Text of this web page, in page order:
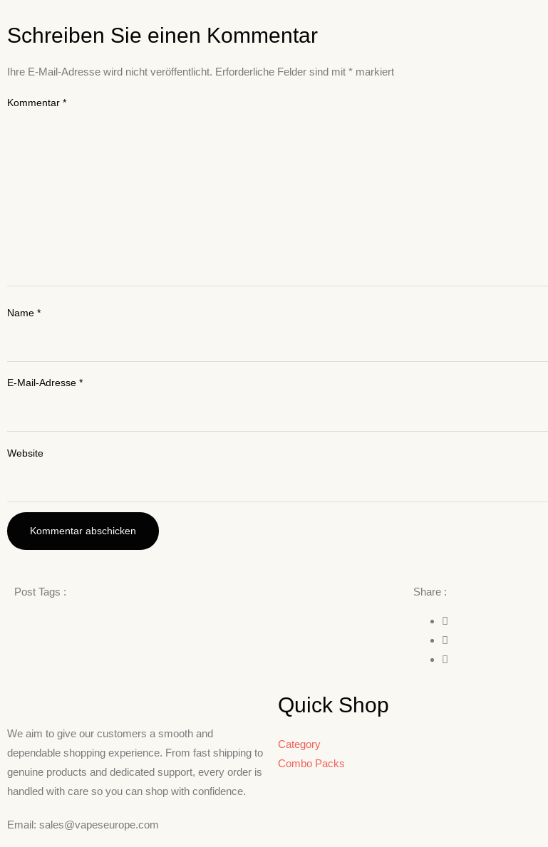
Schreiben Sie einen Kommentar
Ihre E-Mail-Adresse wird nicht veröffentlicht. Erforderliche Felder sind mit * markiert
Kommentar *
Name *
E-Mail-Adresse *
Website
Post Tags : Share :
We aim to give our customers a smooth and
dependable shopping experience. From fast shipping to
genuine products and dedicated support, every order is
handled with care so you can shop with confidence.
Email: sales@vapeseurope.com
Quick Shop
Category
Combo Packs